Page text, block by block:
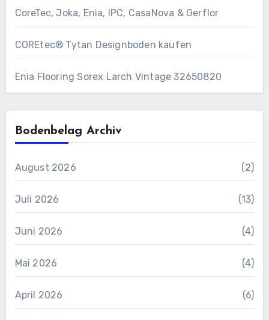
CoreTec, Joka, Enia, IPC, CasaNova & Gerflor
COREtec® Tytan Designboden kaufen
Enia Flooring Sorex ​Larch Vintage 32650820
Bodenbelag Archiv
August 2026 (2)
Juli 2026 (13)
Juni 2026 (4)
Mai 2026 (4)
April 2026 (6)